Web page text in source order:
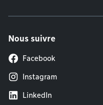
Nous suivre
Facebook
Instagram
LinkedIn